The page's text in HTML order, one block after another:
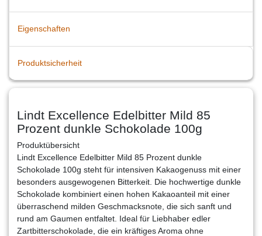
Eigenschaften
Produktsicherheit
Lindt Excellence Edelbitter Mild 85
Prozent dunkle Schokolade 100g
Produktübersicht
Lindt Excellence Edelbitter Mild 85 Prozent dunkle
Schokolade 100g steht für intensiven Kakaogenuss mit einer
besonders ausgewogenen Bitterkeit. Die hochwertige dunkle
Schokolade kombiniert einen hohen Kakaoanteil mit einer
überraschend milden Geschmacksnote, die sich sanft und
rund am Gaumen entfaltet. Ideal für Liebhaber edler
Zartbitterschokolade, die ein kräftiges Aroma ohne